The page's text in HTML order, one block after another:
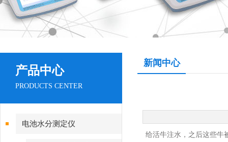
产品中心
PRODUCTS CENTER
电池水分测定仪
新闻中心
给活牛注水，之后这些牛